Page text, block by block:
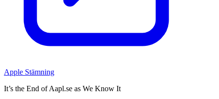
Apple Stämning
It’s the End of Aapl.se as We Know It